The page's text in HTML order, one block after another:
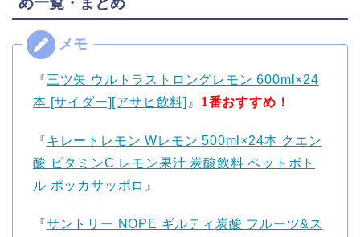
『三ツ矢 ウルトラストロングレモン 600ml×24
本 [サイダー][アサヒ飲料] 』 1番おすすめ！
『キレートレモン Wレモン 500ml×24本 クエン
酸 ビタミンC レモン果汁 炭酸飲料 ペットボト
ル ポッカサッポロ 』
『サントリー NOPE ギルティ炭酸 フルーツ&ス